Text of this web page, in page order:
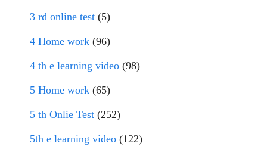
3 rd online test (5)
4 Home work (96)
4 th e learning video (98)
5 Home work (65)
5 th Onlie Test (252)
5th e learning video (122)